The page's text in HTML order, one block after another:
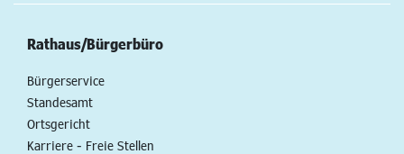
Rathaus/Bürgerbüro
Bürgerservice
Standesamt
Ortsgericht
Karriere - Freie Stellen